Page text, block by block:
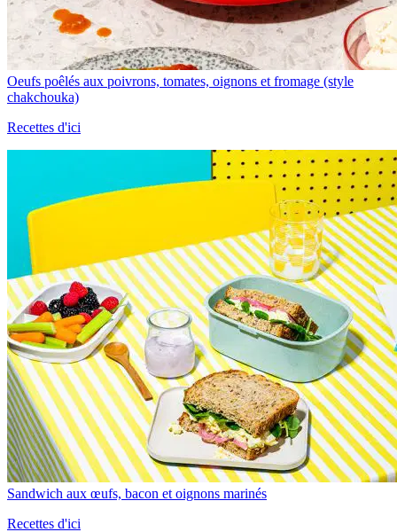
Oeufs poêlés aux poivrons, tomates, oignons et fromage (style
chakchouka)
Recettes d'ici
Sandwich aux œufs, bacon et oignons marinés
Recettes d'ici